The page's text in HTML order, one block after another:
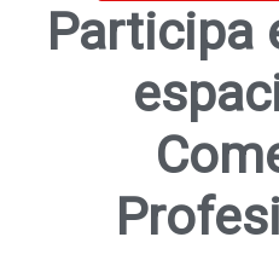
Participa